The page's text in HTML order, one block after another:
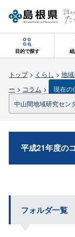
目的で探す
トップ> くらし > 地
ー > コラム > 現在の
中山間地域研究セン
平成21年度の
フォルダ一覧